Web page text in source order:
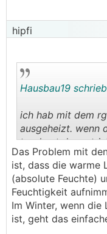
hipfi
Hausbau19
ich hab mit dem
ausgeheizt. wenn
trocknet der
außentemperatur.
dagegen spricht
Das Problem mit
ist, dass die warme
(absolute Feuchte)
Feuchtigkeit
Im Winter, wenn
ist, geht das